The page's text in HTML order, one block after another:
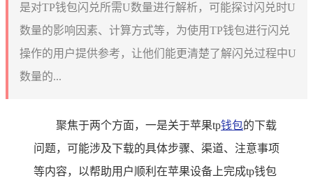
是对TP钱包闪兑所需U数量进行解析，可能探讨闪兑时U
数量的影响因素、计算方式等，为使用TP钱包进行闪兑
操作的用户提供参考，让他们能更清楚了解闪兑过程中U
数量的...
聚焦于两个方面，一是关于苹果tp钱包的下载
问题，可能涉及下载的具体步骤、渠道、注意事项
等内容，以帮助用户顺利在苹果设备上完成tp钱包